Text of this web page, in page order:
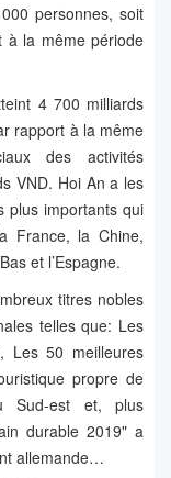
personnes, soit
à la même période
4 700 milliards
rapport à la même
des activités
VND. Hoi An a les
plus importants qui
France, la Chine,
et l’Espagne.
titres nobles
telles que: Les
Les 50 meilleures
propre de
Sud-est et, plus
durable 2019" a
allemande…